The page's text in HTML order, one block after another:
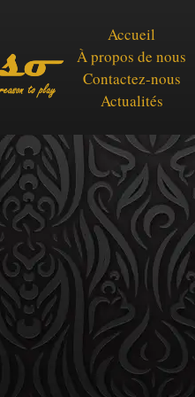
Accueil
À propos de nous
Contactez-nous
Actualités